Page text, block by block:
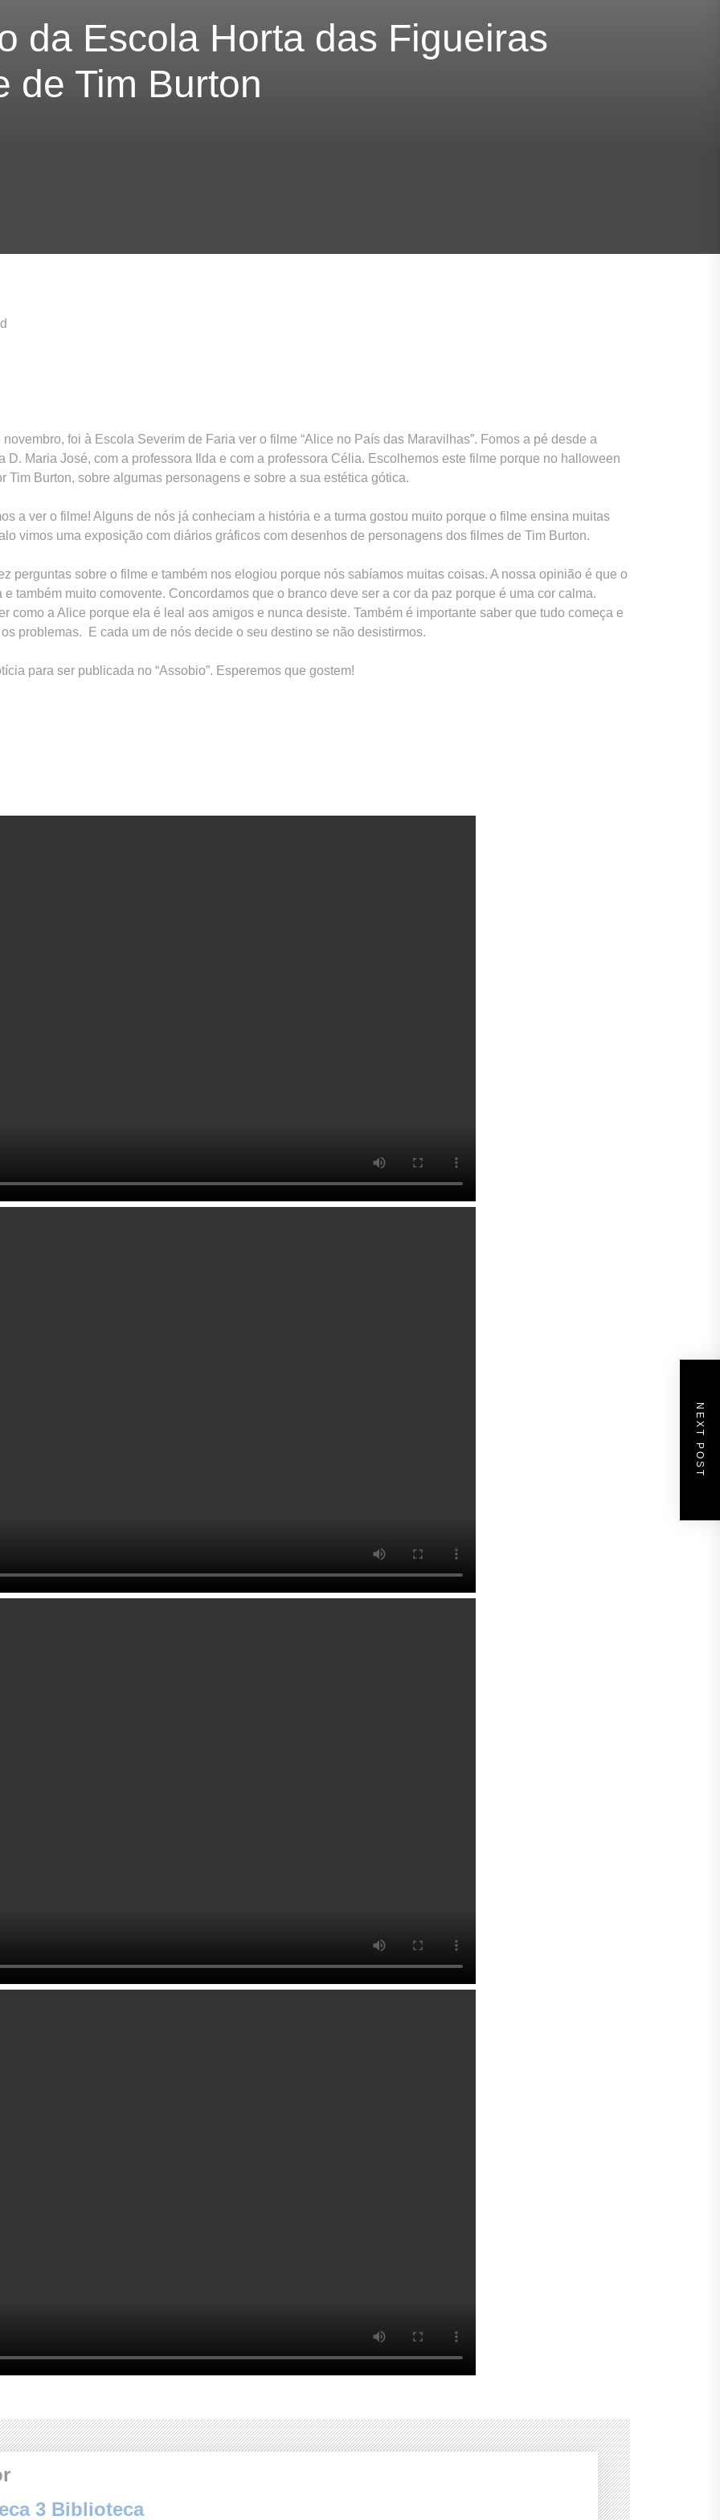
da Escola Horta das Figueiras
de Tim Burton
foi à Escola Severim de Faria ver o filme “Alice no País das Maravilhas”. Fomos a pé desde a
D. Maria José, com a professora Ilda e com a professora Célia. Escolhemos este filme porque no halloween
Tim Burton, sobre algumas personagens e sobre a sua estética gótica.
a ver o filme! Alguns de nós já conheciam a história e a turma gostou muito porque o filme ensina muitas
vimos uma exposição com diários gráficos com desenhos de personagens dos filmes de Tim Burton.
perguntas sobre o filme e também nos elogiou porque nós sabíamos muitas coisas. A nossa opinião é que o
também muito comovente. Concordamos que o branco deve ser a cor da paz porque é uma cor calma.
como a Alice porque ela é leal aos amigos e nunca desiste. Também é importante saber que tudo começa e
problemas. E cada um de nós decide o seu destino se não desistirmos.
para ser publicada no “Assobio”. Esperemos que gostem!
3 Biblioteca
NEXT POST